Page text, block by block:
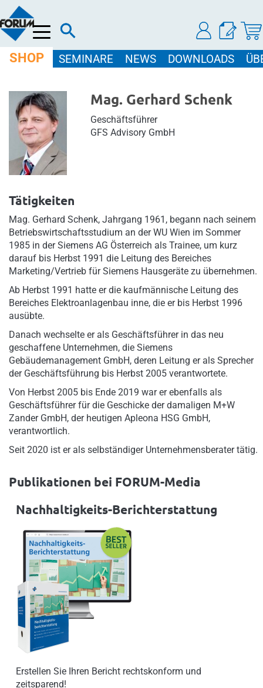
Menü
SHOP SEMINARE NEWS DOWNLOADS
Mag. Gerhard Schenk
Geschäftsführer
GFS Advisory GmbH
Tätigkeiten
Mag. Gerhard Schenk, Jahrgang 1961, begann nach seinem
Betriebswirtschaftsstudium an der WU Wien im Sommer
1985 in der Siemens AG Österreich als Trainee, um kurz
darauf bis Herbst 1991 die Leitung des Bereiches
Marketing/Vertrieb für Siemens Hausgeräte zu übernehmen.
Ab Herbst 1991 hatte er die kaufmännische Leitung des
Bereiches Elektroanlagenbau inne, die er bis Herbst 1996
ausübte.
Danach wechselte er als Geschäftsführer in das neu
geschaffene Unternehmen, die Siemens
Gebäudemanagement GmbH, deren Leitung er als Sprecher
der Geschäftsführung bis Herbst 2005 verantwortete.
Von Herbst 2005 bis Ende 2019 war er ebenfalls als
Geschäftsführer für die Geschicke der damaligen M+W
Zander GmbH, der heutigen Apleona HSG GmbH,
verantwortlich.
Seit 2020 ist er als selbständiger Unternehmensberater tätig.
Publikationen bei FORUM-Media
Nachhaltigkeits-Berichterstattung
Erstellen Sie Ihren Bericht rechtskonform und
zeitsparend!